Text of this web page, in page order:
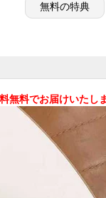
手に入り、
としても使える優
無料の特典
無料でお届けいたしま